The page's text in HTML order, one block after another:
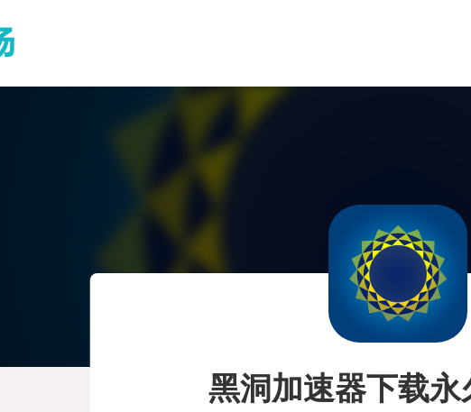
黑洞加速器下载永